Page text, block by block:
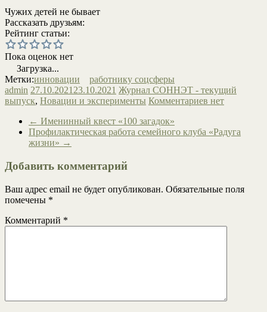
Чужих детей не бывает
Рассказать друзьям:
Рейтинг статьи:
Пока оценок нет
Загрузка...
Метки:инновации
работнику соцсферы
admin 27.10.2021 23.10.2021 Журнал СОННЭТ - текущий
выпуск, Новации и эксперименты Комментариев нет
← Именинный квест «100 загадок»
Профилактическая работа семейного клуба «Радуга
жизни» →
Добавить комментарий
Ваш адрес email не будет опубликован. Обязательные поля
помечены *
Комментарий *